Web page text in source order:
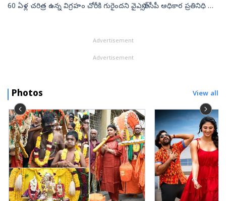
60 ఏళ్ల చరిత్ర ఉన్న విగ్రహం చోరీకి గురైందని వైఎస్సార్‌సీపీ అధికార ప్రతినిధి ఆరె
Advertisement
Advertisement
Photos View all